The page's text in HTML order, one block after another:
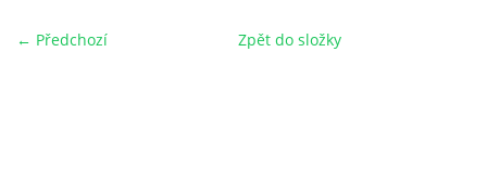
← Předchozí Zpět do složky